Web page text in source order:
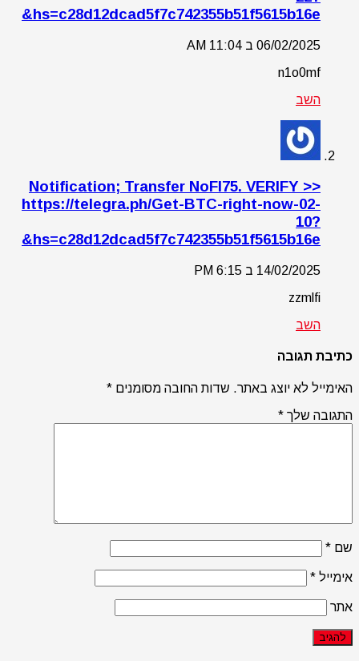
hs=c28d12dcad5f7c742355b51f5615b16e&
06/02/2025 ב 11:04 AM
n1o0mf
השב
Notification; Transfer NoFI75. VERIFY >>
https://telegra.ph/Get-BTC-right-now-02-
10?
hs=c28d12dcad5f7c742355b51f5615b16e&
14/02/2025 ב 6:15 PM
zzmlfi
השב
כתיבת תגובה
האימייל לא יוצג באתר. שדות החובה מסומנים *
התגובה שלך *
שם *
אימייל *
אתר